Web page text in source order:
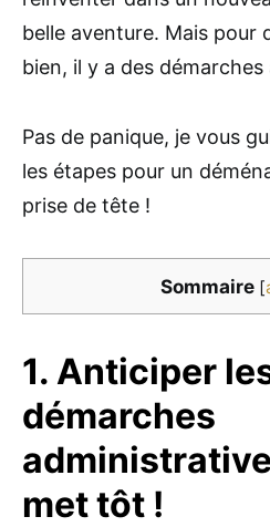
belle aventure. Mais pour
bien, il y a des démarches
Pas de panique, je vous
les étapes pour un
prise de tête !
Sommaire [
1. Anticiper
démarches
met tôt !